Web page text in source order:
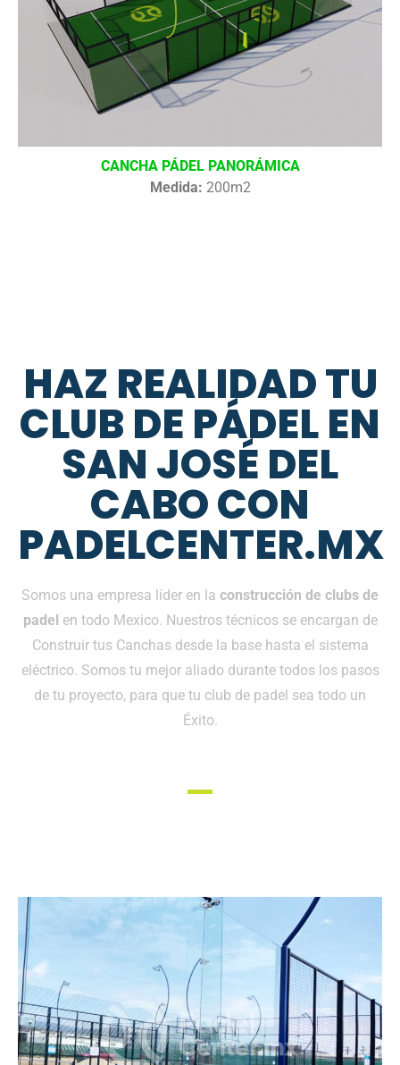
CANCHA PÁDEL PANORÁMICA
Medida: 200m2
HAZ REALIDAD TU
CLUB DE PÁDEL EN
SAN JOSÉ DEL
CABO CON
PADELCENTER.MX
Somos una empresa líder en la construcción de clubs de
padel en todo Mexico. Nuestros técnicos se encargan de
Construir tus Canchas desde la base hasta el sistema
eléctrico. Somos tu mejor aliado durante todos los pasos
de tu proyecto, para que tu club de padel sea todo un
Éxito.